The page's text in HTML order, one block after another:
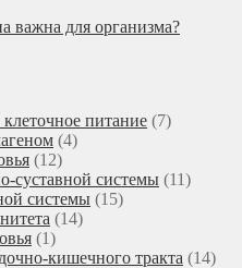
важна для организма?
питание (7)
(4)
(12)
суставной системы (11)
системы (15)
(14)
(1)
кишечного тракта (14)